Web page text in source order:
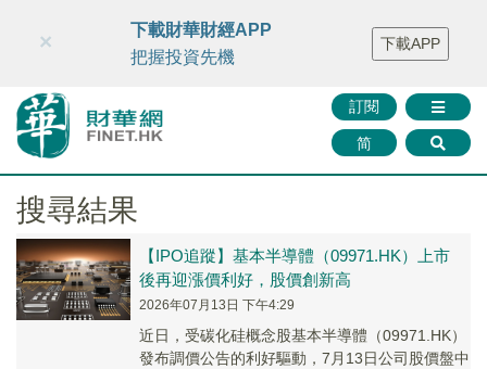
財華智庫網 FINTV FINMETA 財華證券 媒體矩陣
智庫沙龍
聯絡我們
訂閱
简
×
下載財華財經APP
把握投資先機
下載APP
搜尋結果
【IPO追蹤】基本半導體（09971.HK）上市
後再迎漲價利好，股價創新高
2026年07月13日 下午4:29
近日，受碳化硅概念股基本半導體（09971.HK）
發布調價公告的利好驅動，7月13日公司股價盤中